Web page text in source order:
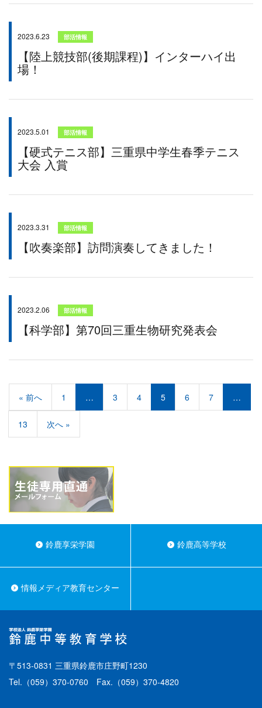
2023.6.23 部活情報
【陸上競技部(後期課程)】インターハイ出
場！
2023.5.01 部活情報
【硬式テニス部】三重県中学生春季テニス
大会 入賞
2023.3.31 部活情報
【吹奏楽部】訪問演奏してきました！
2023.2.06 部活情報
【科学部】第70回三重生物研究発表会
« 前へ 1 … 3 4 5 6 7 …
13 次へ »
鈴鹿享栄学園 鈴鹿高等学校
情報メディア教育センター
〒513-0831 三重県鈴鹿市庄野町1230
Tel. （059）370-0760 Fax.（059）370-4820